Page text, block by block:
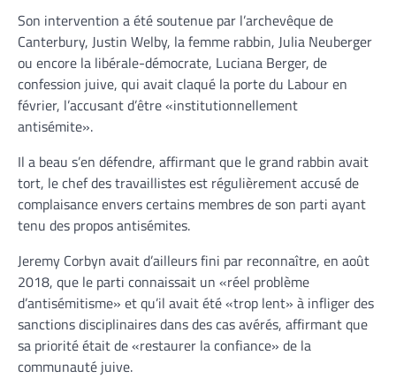
Son intervention a été soutenue par l’archevêque de
Canterbury, Justin Welby, la femme rabbin, Julia Neuberger
ou encore la libérale-démocrate, Luciana Berger, de
confession juive, qui avait claqué la porte du Labour en
février, l’accusant d’être «institutionnellement
antisémite».
Il a beau s’en défendre, affirmant que le grand rabbin avait
tort, le chef des travaillistes est régulièrement accusé de
complaisance envers certains membres de son parti ayant
tenu des propos antisémites.
Jeremy Corbyn avait d’ailleurs fini par reconnaître, en août
2018, que le parti connaissait un «réel problème
d’antisémitisme» et qu’il avait été «trop lent» à infliger des
sanctions disciplinaires dans des cas avérés, affirmant que
sa priorité était de «restaurer la confiance» de la
communauté juive.